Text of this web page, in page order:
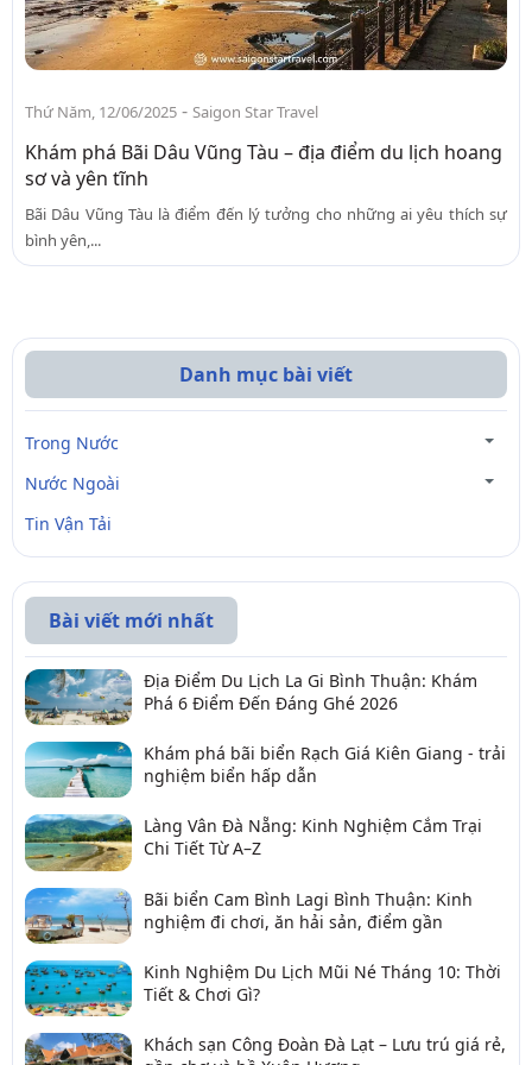
Thứ Năm, 12/06/2025 - Saigon Star Travel
Khám phá Bãi Dâu Vũng Tàu – địa điểm du lịch hoang
sơ và yên tĩnh
Bãi Dâu Vũng Tàu là điểm đến lý tưởng cho những ai yêu thích sự
bình yên,...
Danh mục bài viết
Trong Nước
Nước Ngoài
Tin Vận Tải
Bài viết mới nhất
Địa Điểm Du Lịch La Gi Bình Thuận: Khám
Phá 6 Điểm Đến Đáng Ghé 2026
Khám phá bãi biển Rạch Giá Kiên Giang - trải
nghiệm biển hấp dẫn
Làng Vân Đà Nẵng: Kinh Nghiệm Cắm Trại
Chi Tiết Từ A–Z
Bãi biển Cam Bình Lagi Bình Thuận: Kinh
nghiệm đi chơi, ăn hải sản, điểm gần
Kinh Nghiệm Du Lịch Mũi Né Tháng 10: Thời
Tiết & Chơi Gì?
Khách sạn Công Đoàn Đà Lạt – Lưu trú giá rẻ,